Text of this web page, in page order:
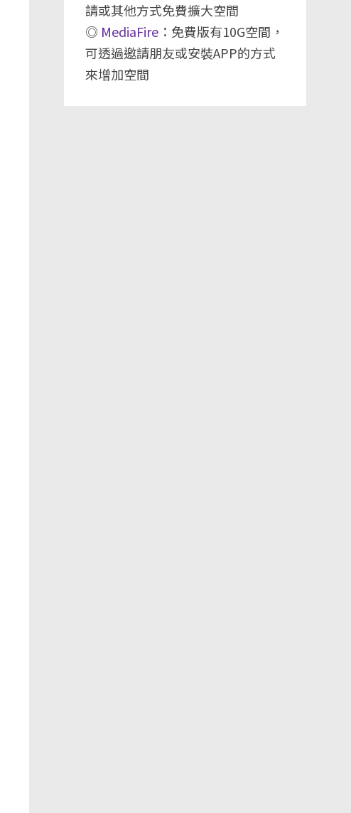
請或其他方式免費擴大空間
◎ MediaFire：免費版有10G空間，
可透過邀請朋友或安裝APP的方式
來增加空間